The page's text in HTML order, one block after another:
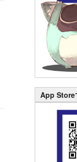
App Store